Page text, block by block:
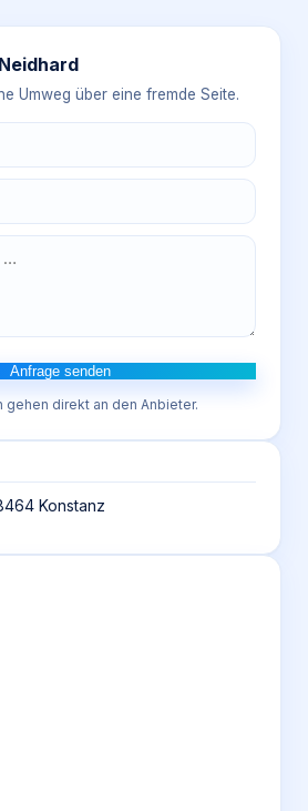
Umweg über eine fremde Seite.
Anfrage senden
gehen direkt an den Anbieter.
Konstanz